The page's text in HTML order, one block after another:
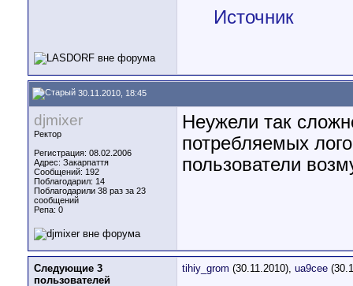
Источник
30.11.2010, 18:45
djmixer
Ректор
Регистрация: 08.02.2006
Адрес: Закарпаття
Сообщений: 192
Поблагодарил: 14
Поблагодарили 38 раз за 23
сообщений
Репа: 0
Неужели так
потребляемых
пользователи
Следующие 3
пользователей
tihiy_grom (30.11.2010), ua9cee